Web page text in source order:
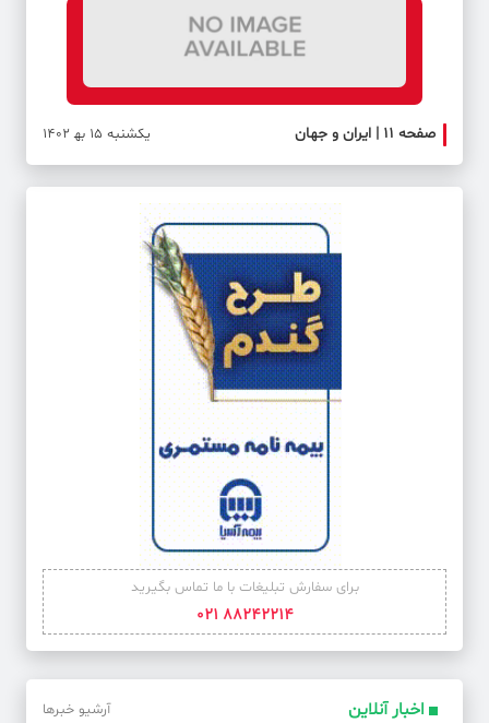
صفحه ۱۱ | ایران و جهان یکشنبه 15 به‍ 1402
برای سفارش تبلیغات با ما تماس بگیرید
88242214 021
اخبار آنلاین آرشیو خبرها